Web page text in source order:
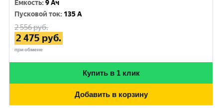
Емкость:9 Ач
Пусковой ток: 135 A
2 556руб.
2 475 руб.
при обмене
Купить в 1 клик
Добавить в корзину